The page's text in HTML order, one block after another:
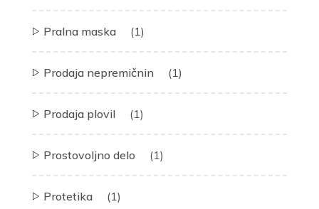
Pralna maska (1)
Prodaja nepremičnin (1)
Prodaja plovil (1)
Prostovoljno delo (1)
Protetika (1)